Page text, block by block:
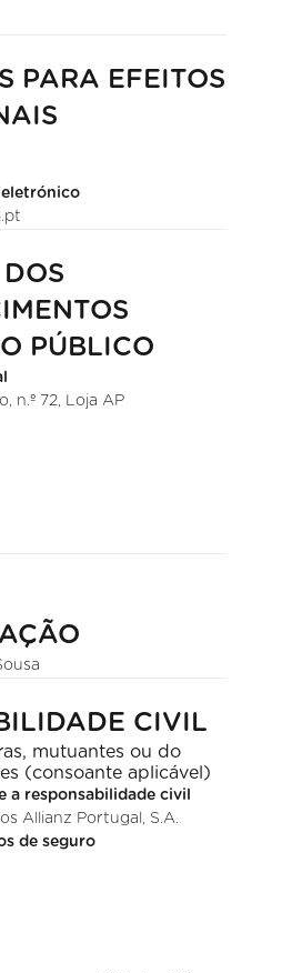
PARA EFEITOS
eletrónico
PÚBLICO
n.º 72, Loja AP
CIVIL
mutuantes ou do
(consoante aplicável)
a responsabilidade civil
Allianz Portugal, S.A.
de seguro